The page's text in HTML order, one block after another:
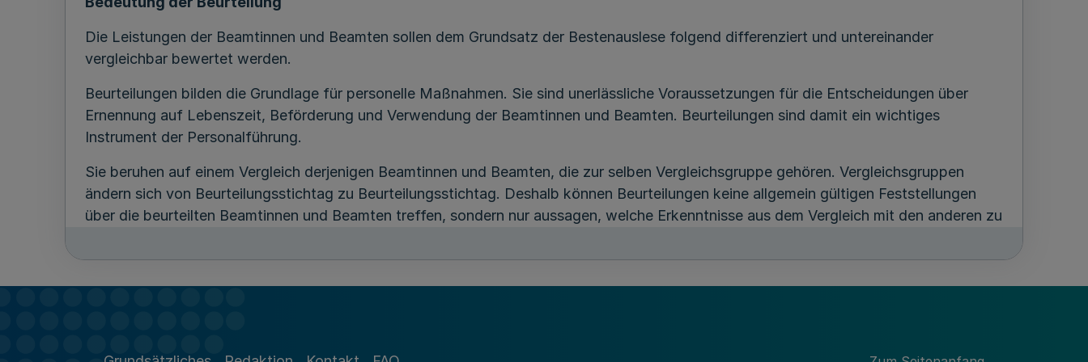
Die Leistungen der Beamtinnen und Beamten sollen dem Grundsatz der Bestenauslese folgend differenziert und untereinander
vergleichbar bewertet werden.
Beurteilungen bilden die Grundlage für personelle Maßnahmen. Sie sind unerlässliche Voraussetzungen für die Entscheidungen über
Ernennung auf Lebenszeit, Beförderung und Verwendung der Beamtinnen und Beamten. Beurteilungen sind damit ein wichtiges
Instrument der Personalführung.
Sie beruhen auf einem Vergleich derjenigen Beamtinnen und Beamten, die zur selben Vergleichsgruppe gehören. Vergleichsgruppen
ändern sich von Beurteilungsstichtag zu Beurteilungsstichtag. Deshalb können Beurteilungen keine allgemein gültigen Feststellungen
über die beurteilten Beamtinnen und Beamten treffen, sondern nur aussagen, welche Erkenntnisse aus dem Vergleich mit den anderen zu